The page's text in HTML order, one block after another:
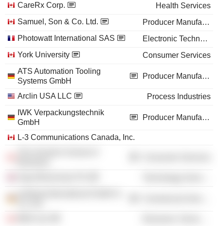
CareRx Corp.
Health Services
Samuel, Son & Co. Ltd.
Producer Manufacturing
Photowatt International SAS
Electronic Technology
York University
Consumer Services
ATS Automation Tooling
Systems GmbH
Producer Manufacturing
Arclin USA LLC
Process Industries
IWK Verpackungstechnik
GmbH
Producer Manufacturing
L-3 Communications Canada, Inc.